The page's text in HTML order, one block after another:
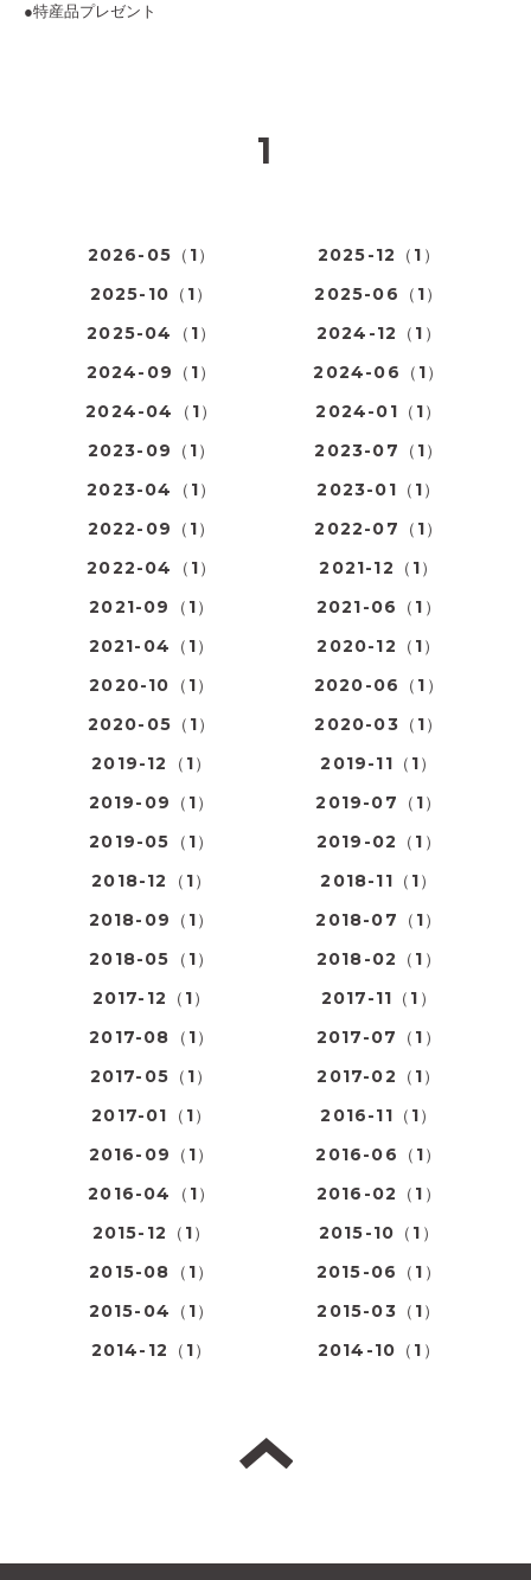
●特産品プレゼント
1
2026-05（1）
2025-12（1）
2025-10（1）
2025-06（1）
2025-04（1）
2024-12（1）
2024-09（1）
2024-06（1）
2024-04（1）
2024-01（1）
2023-09（1）
2023-07（1）
2023-04（1）
2023-01（1）
2022-09（1）
2022-07（1）
2022-04（1）
2021-12（1）
2021-09（1）
2021-06（1）
2021-04（1）
2020-12（1）
2020-10（1）
2020-06（1）
2020-05（1）
2020-03（1）
2019-12（1）
2019-11（1）
2019-09（1）
2019-07（1）
2019-05（1）
2019-02（1）
2018-12（1）
2018-11（1）
2018-09（1）
2018-07（1）
2018-05（1）
2018-02（1）
2017-12（1）
2017-11（1）
2017-08（1）
2017-07（1）
2017-05（1）
2017-02（1）
2017-01（1）
2016-11（1）
2016-09（1）
2016-06（1）
2016-04（1）
2016-02（1）
2015-12（1）
2015-10（1）
2015-08（1）
2015-06（1）
2015-04（1）
2015-03（1）
2014-12（1）
2014-10（1）